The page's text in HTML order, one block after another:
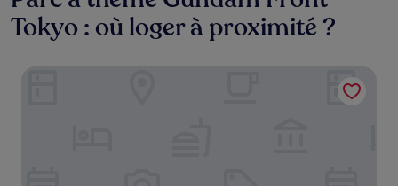
Tokyo : où loger à proximité ?